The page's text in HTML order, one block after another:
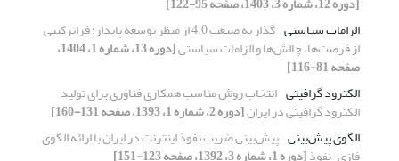
الزامات سیاستی
گذار به صنعت 4.0 از منظر توسعه پایدار؛ فراترکیبی
از فرصت‌ها، چالش‌ها و الزامات سیاستی [دوره 13، شماره 1، 1404،
صفحه 81-116]
الکترود گرافیتی انتخاب روش مناسب همکاری فناوری برای تولید
الکترود گرافیتی در ایران[دوره 2، شماره 1، 1393، صفحه 131-160]
الگوی پیش‌بینی پیش‌‌بینی ضریب نفوذ اینترنت در ایران با ارائه الگوی
فازی-نفوذ[دوره 1، شماره 3، 1392، صفحه 123-151]